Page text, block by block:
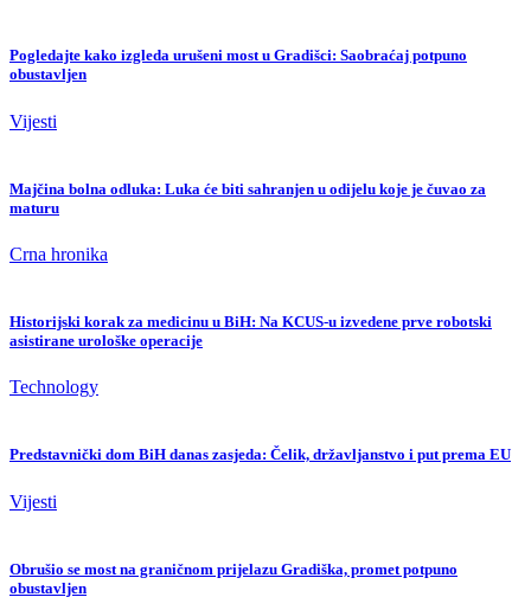
Pogledajte kako izgleda urušeni most u Gradišci: Saobraćaj potpuno
obustavljen
Vijesti
Majčina bolna odluka: Luka će biti sahranjen u odijelu koje je čuvao za
maturu
Crna hronika
Historijski korak za medicinu u BiH: Na KCUS-u izvedene prve robotski
asistirane urološke operacije
Technology
Predstavnički dom BiH danas zasjeda: Čelik, državljanstvo i put prema EU
Vijesti
Obrušio se most na graničnom prijelazu Gradiška, promet potpuno
obustavljen